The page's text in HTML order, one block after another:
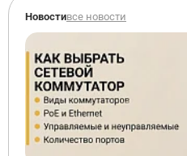
Новостивсе новости